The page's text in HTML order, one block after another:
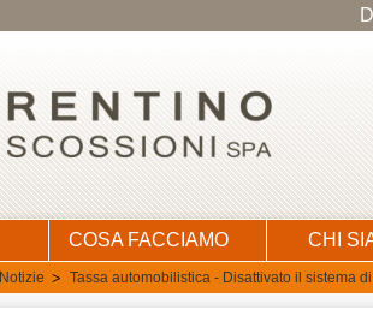
COSA FACCIAMO CHI
Notizie Tassa automobilistica - Disattivato il sistema